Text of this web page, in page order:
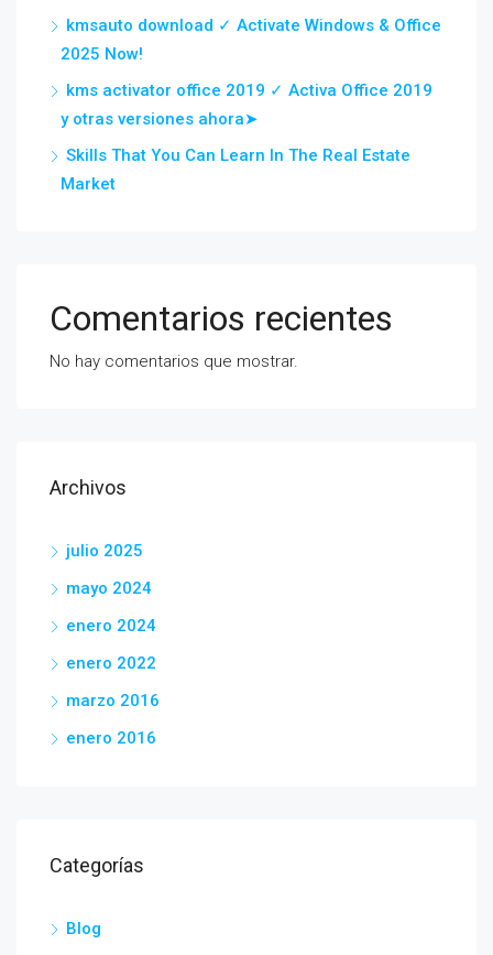
kmsauto download ✓ Activate Windows & Office
2025 Now!
kms activator office 2019 ✓ Activa Office 2019
y otras versiones ahora➤
Skills That You Can Learn In The Real Estate
Market
Comentarios recientes
No hay comentarios que mostrar.
Archivos
julio 2025
mayo 2024
enero 2024
enero 2022
marzo 2016
enero 2016
Categorías
Blog